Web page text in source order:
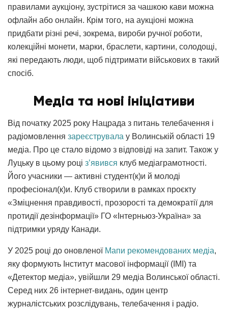
правилами аукціону, зустрітися за чашкою кави можна
офлайн або онлайн. Крім того, на аукціоні можна
придбати різні речі, зокрема, вироби ручної роботи,
колекційні монети, марки, браслети, картини, солодощі,
які передають люди, щоб підтримати військових в такий
спосіб.
Медіа та нові ініціативи
Від початку 2025 року Нацрада з питань телебачення і
радіомовлення зареєструвала у Волинській області 19
медіа. Про це стало відомо з відповіді на запит. Також у
Луцьку в цьому році з’явився клуб медіаграмотності.
Його учасники — активні студент(к)и й молоді
професіонал(к)и. Клуб створили в рамках проєкту
«Зміцнення правдивості, прозорості та демократії для
протидії дезінформації» ГО «Інтерньюз-Україна» за
підтримки уряду Канади.
У 2025 році до оновленої Мапи рекомендованих медіа,
яку формують Інститут масової інформації (ІМІ) та
«Детектор медіа», увійшли 29 медіа Волинської області.
Серед них 26 інтернет-видань, один центр
журналістських розслідувань, телебачення і радіо.